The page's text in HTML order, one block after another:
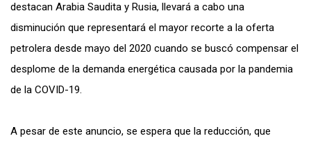
destacan Arabia Saudita y Rusia, llevará a cabo una
disminución que representará el mayor recorte a la oferta
petrolera desde mayo del 2020 cuando se buscó compensar el
desplome de la demanda energética causada por la pandemia
de la COVID-19.
A pesar de este anuncio, se espera que la reducción, que